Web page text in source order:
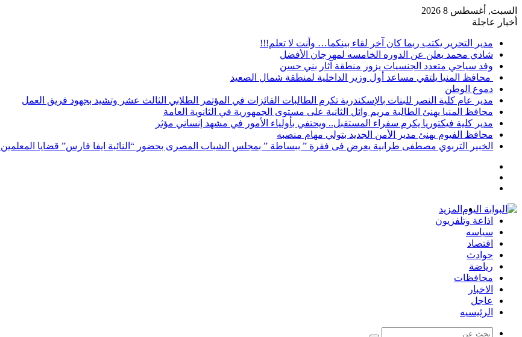
السبت, أغسطس 8 2026
أخبار عاجلة
مدير التحرير يكتب ربما كان آخر لقاء بينكما… وأنت لا تعلم!!!
شادي محمد يعلن عن الدوره الخامسه لمهرجان الأفضل
وفد سياحي متعدد الجنسيات يزور منطقة آثار بني حسن
محافظ المنيا يلتقي مساعد أول وزير الداخلية لمنطقة شمال الصعيد
دموع الوطن
مدير عام كلية النصر للبنات بالإسكندرية تكرم الطالبات الفائزات في المؤتمر الطلابي الثالث عشر وتشيد بجهود فريق العمل
محافظ المنيا يهنئ الطالبة مريم وائل الثانية على مستوى الجمهورية في الثانوية العامة
مدير كلية فيكتوريا يكرم سفراء المستقبل.. ويحتفي بأولياء الأمور في مشهد إنساني مؤثر
محافظ الفيوم يهنئ مدير الأمن الجديد بتولي مهام منصبه
الخبير التربوي مصطفى طرابية يعرض فى فقرة ” ببساطة ” بمجلس الشباب المصرى بحضور “النائبة ايفا فارس” قضايا المعلمين
المزيد
اذاعة وتلفزيون
سياسه
اقتصاد
حوادث
رياضة
محافظات
الاخبار
عاجل
الرئيسيه